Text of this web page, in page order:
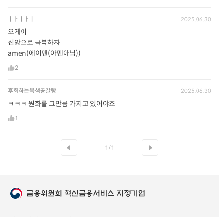
ㅣㅏㅣㅏㅣ 2025.06.30
오케이
신앙으로 극복하자
amen(에이맨(아멘아님))
2
후회하는옥색공갈빵 2025.06.30
ㅋㅋㅋ 원화를 그만큼 가지고 있어야죠
1
1/1